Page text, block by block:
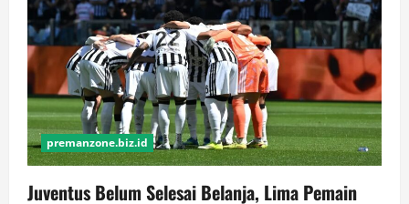
premanzone.biz.id
Juventus Belum Selesai Belanja, Lima Pemain